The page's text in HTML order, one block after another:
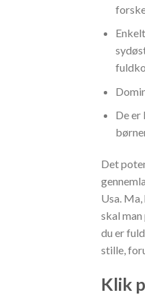
De er
Det
Usa.
skal
du er
stille,
Klik